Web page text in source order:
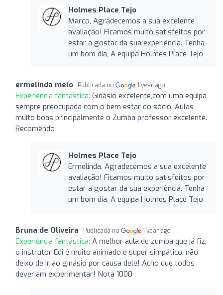
Holmes Place Tejo
Marco, Agradecemos a sua excelente
avaliação! Ficamos muito satisfeitos por
estar a gostar da sua experiência. Tenha
um bom dia, A equipa Holmes Place Tejo
ermelinda melo Publicada no 1 year ago
Experiência fantástica: Ginásio excelente,com uma equipa
sempre preocupada com o bem estar do sócio. Aulas
muito boas principalmente o Zumba professor excelente.
Recomendo
Holmes Place Tejo
Ermelinda, Agradecemos a sua excelente
avaliação! Ficamos muito satisfeitos por
estar a gostar da sua experiência. Tenha
um bom dia, A equipa Holmes Place Tejo
Bruna de Oliveira Publicada no 1 year ago
Experiência fantástica: A melhor aula de zumba que já fiz,
o instrutor Edi é muito animado e super simpático, não
deixo de ir ao ginásio por causa dele! Acho que todos
deveriam experimentar! Nota 1000